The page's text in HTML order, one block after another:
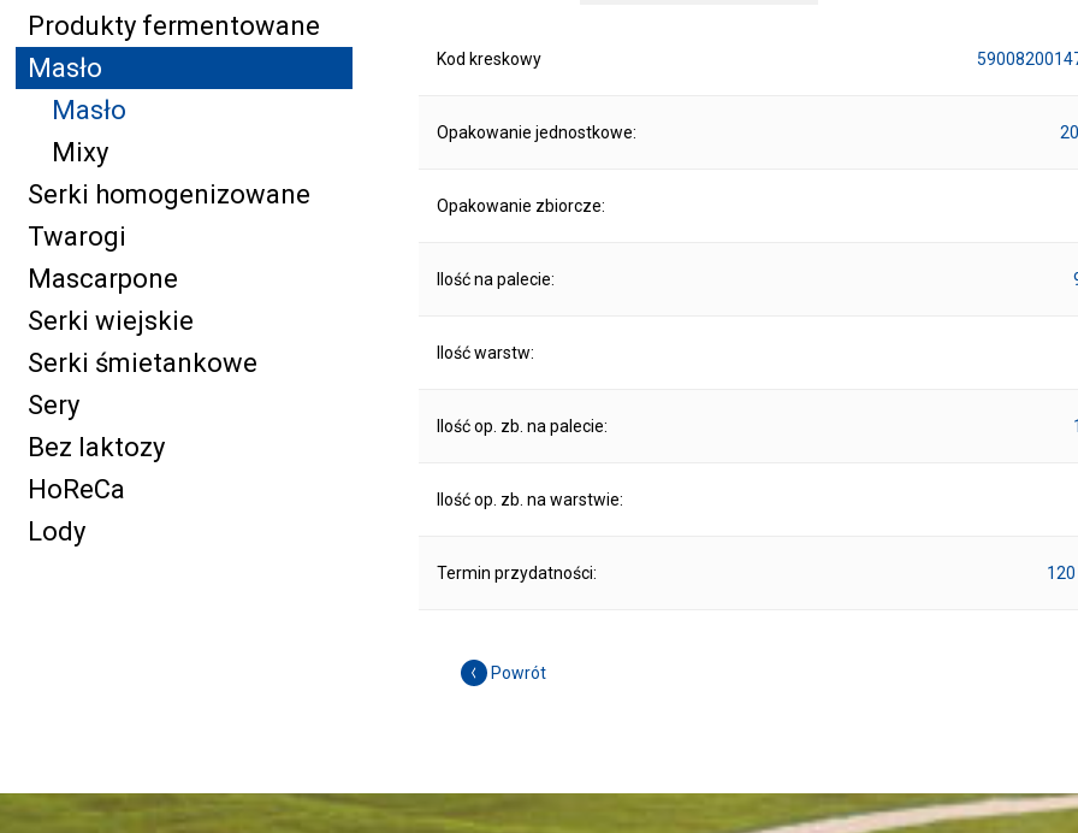
Produkty fermentowane
Masło
Masło
Mixy
Serki homogenizowane
Twarogi
Mascarpone
Serki wiejskie
Serki śmietankowe
Sery
Bez laktozy
HoReCa
Lody
Kod kreskowy
Opakowanie jednostkowe:
Opakowanie zbiorcze:
Ilość na palecie:
Ilość warstw:
Ilość op. zb. na palecie:
Ilość op. zb. na warstwie:
Termin przydatności:
Powrót